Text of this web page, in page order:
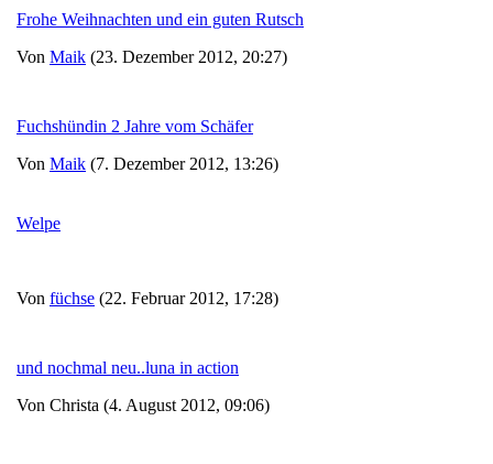
Frohe Weihnachten und ein guten Rutsch
Von Maik (23. Dezember 2012, 20:27)
Fuchshündin 2 Jahre vom Schäfer
Von Maik (7. Dezember 2012, 13:26)
Welpe
Von füchse (22. Februar 2012, 17:28)
und nochmal neu..luna in action
Von Christa (4. August 2012, 09:06)